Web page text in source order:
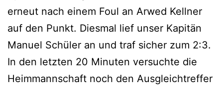
erneut nach einem Foul an Arwed Kellner
auf den Punkt. Diesmal lief unser Kapitän
Manuel Schüler an und traf sicher zum 2:3.
In den letzten 20 Minuten versuchte die
Heimmannschaft noch den Ausgleichtreffer